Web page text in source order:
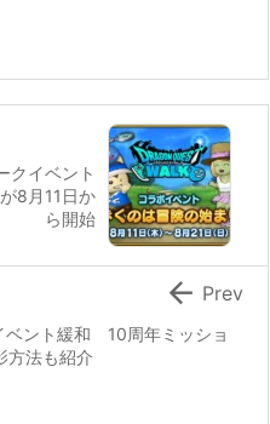
クイベント
8月11日か
ら開始
ベント緩和 10周年ミッショ
方法も紹介
 Prev